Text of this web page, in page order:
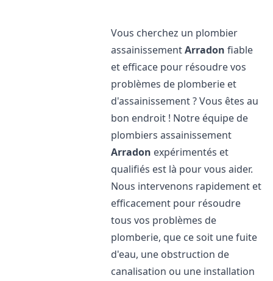
Vous cherchez un plombier
assainissementArradon fiable
et efficace pour résoudre vos
problèmes de plomberie et
d'assainissement ? Vous êtes au
bon endroit ! Notre équipe de
plombiers assainissement
Arradon expérimentés et
qualifiés est là pour vous aider.
Nous intervenons rapidement et
efficacement pour résoudre
tous vos problèmes de
plomberie, que ce soit une fuite
d'eau, une obstruction de
canalisation ou une installation